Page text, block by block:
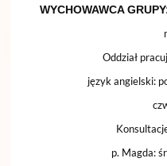
WYCHOWAWCA
mgr
Oddział
język angielski:
p. Magda: